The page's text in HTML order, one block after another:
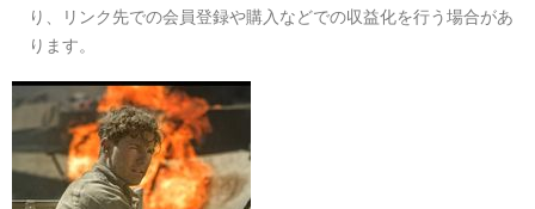
り、リンク先での会員登録や購入などでの収益化を行う場合があ
ります。